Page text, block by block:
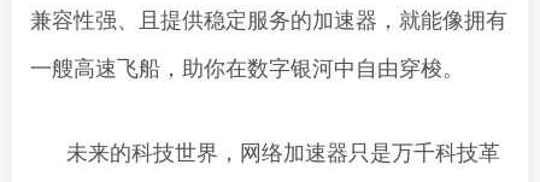
兼容性强、且提供稳定服务的加速器，就能像拥有
一艘高速飞船，助你在数字银河中自由穿梭。
未来的科技世界，网络加速器只是万千科技革